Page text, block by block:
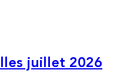
juillet 2026